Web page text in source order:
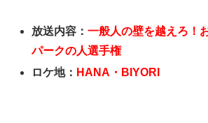
放送内容：一般人の壁を越えろ！
パークの人選手権
ロケ地： HANA・BIYORI